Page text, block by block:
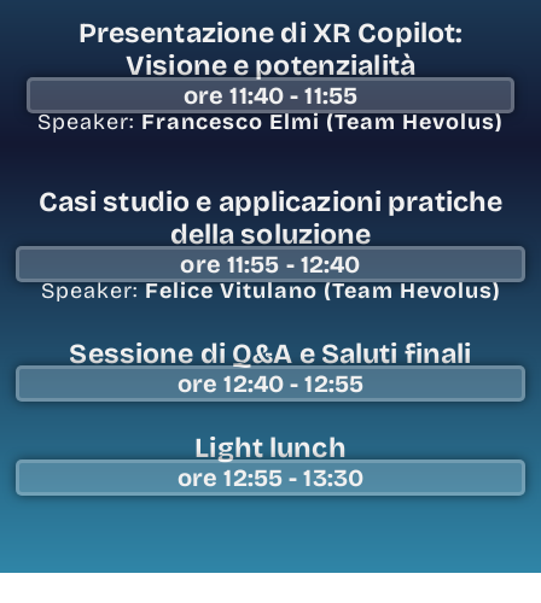
Presentazione di XR Copilot:
Visione e potenzialità
ore 11:40 - 11:55
Speaker:Francesco Elmi (Team Hevolus)
Casi studio e applicazioni pratiche
della soluzione
ore 11:55 - 12:40
Speaker:Felice Vitulano (Team Hevolus)
Sessione di Q&A e Saluti finali
ore 12:40 - 12:55
Light lunch
ore 12:55 - 13:30